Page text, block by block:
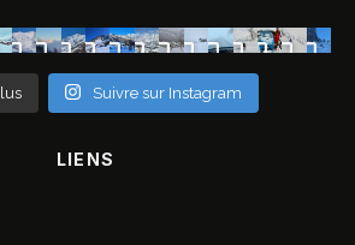
Suivre sur Instagram
LIENS